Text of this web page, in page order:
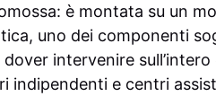
è montata su un
uno dei componenti
intervenire
indipendenti e centri